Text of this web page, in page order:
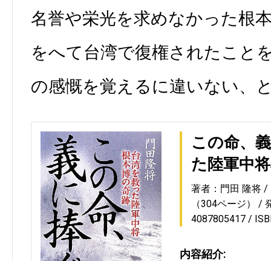
名誉や栄光を求めなかった根
をへて台湾で復権されたこと
の感慨を覚えるに違いない、
この命、
た陸軍中
著者：門田 隆将
（304ページ）
4087805417
内容紹介: